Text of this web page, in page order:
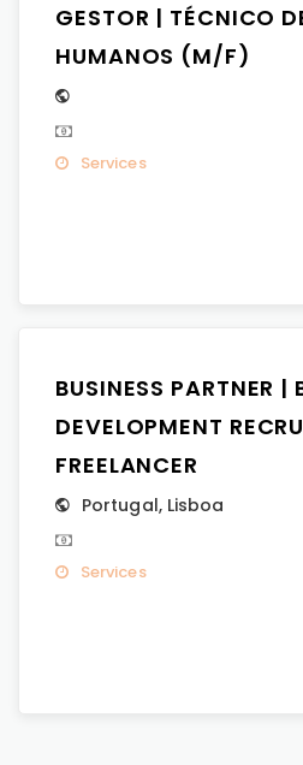
GESTOR | TÉCNICO
HUMANOS (M/F)
Services
BUSINESS PARTNER |
DEVELOPMENT
FREELANCER
Portugal, Lisboa
Services